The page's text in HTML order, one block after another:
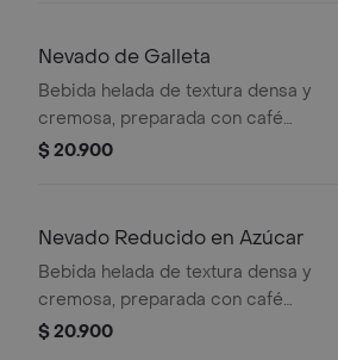
Nevado de Galleta
Bebida helada de textura densa y
cremosa, preparada con café
espresso, galleta oreo, mezcla láctea,
$ 20.900
Nevado Reducido en Azúcar
Bebida helada de textura densa y
cremosa, preparada con café
espresso, mezcla láctea reducida en
$ 20.900